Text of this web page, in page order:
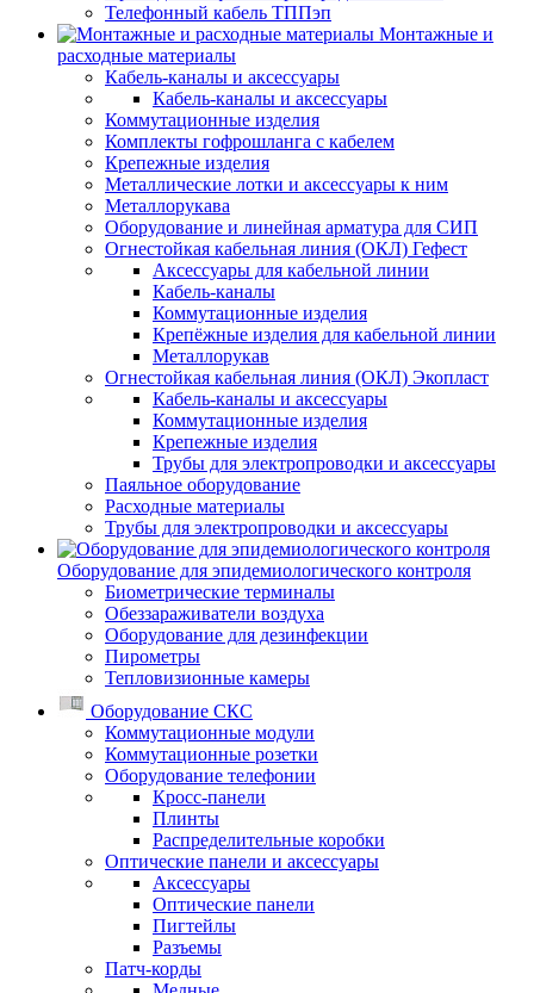
Телефонный кабель ТППэп
Монтажные и
расходные материалы
Кабель-каналы и аксессуары
Кабель-каналы и аксессуары
Коммутационные изделия
Комплекты гофрошланга с кабелем
Крепежные изделия
Металлические лотки и аксессуары к ним
Металлорукава
Оборудование и линейная арматура для СИП
Огнестойкая кабельная линия (ОКЛ) Гефест
Аксессуары для кабельной линии
Кабель-каналы
Коммутационные изделия
Крепёжные изделия для кабельной линии
Металлорукав
Огнестойкая кабельная линия (ОКЛ) Экопласт
Кабель-каналы и аксессуары
Коммутационные изделия
Крепежные изделия
Трубы для электропроводки и аксессуары
Паяльное оборудование
Расходные материалы
Трубы для электропроводки и аксессуары
Оборудование для эпидемиологического контроля
Биометрические терминалы
Обеззараживатели воздуха
Оборудование для дезинфекции
Пирометры
Тепловизионные камеры
Оборудование СКС
Коммутационные модули
Коммутационные розетки
Оборудование телефонии
Кросс-панели
Плинты
Распределительные коробки
Оптические панели и аксессуары
Аксессуары
Оптические панели
Пигтейлы
Разъемы
Патч-корды